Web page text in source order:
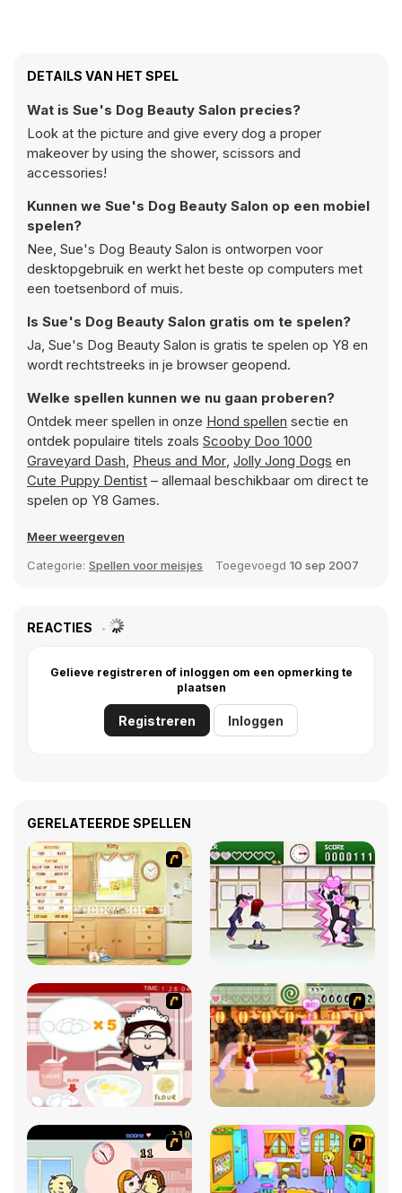
DETAILS VAN HET SPEL
Wat is Sue's Dog Beauty Salon precies?
Look at the picture and give every dog a proper
makeover by using the shower, scissors and
accessories!
Kunnen we Sue's Dog Beauty Salon op een mobiel
spelen?
Nee, Sue's Dog Beauty Salon is ontworpen voor
desktopgebruik en werkt het beste op computers met
een toetsenbord of muis.
Is Sue's Dog Beauty Salon gratis om te spelen?
Ja, Sue's Dog Beauty Salon is gratis te spelen op Y8 en
wordt rechtstreeks in je browser geopend.
Welke spellen kunnen we nu gaan proberen?
Ontdek meer spellen in onze Hond spellen sectie en
ontdek populaire titels zoals Scooby Doo 1000
Graveyard Dash, Pheus and Mor, Jolly Jong Dogs en
Cute Puppy Dentist – allemaal beschikbaar om direct te
spelen op Y8 Games.
Meer weergeven
Categorie: Spellen voor meisjes Toegevoegd 10 sep 2007
REACTIES
Gelieve registreren of inloggen om een opmerking te
plaatsen
Registreren Inloggen
GERELATEERDE SPELLEN